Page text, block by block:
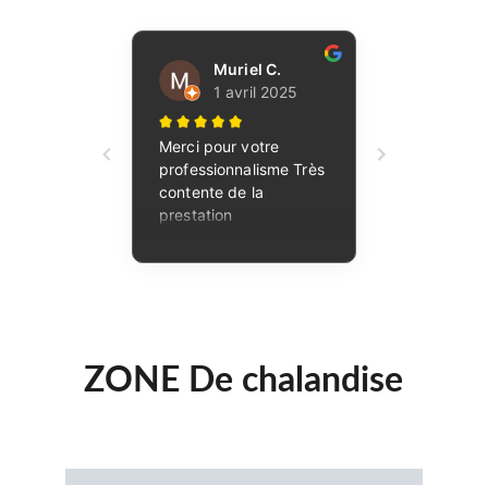
ZONE De chalandise